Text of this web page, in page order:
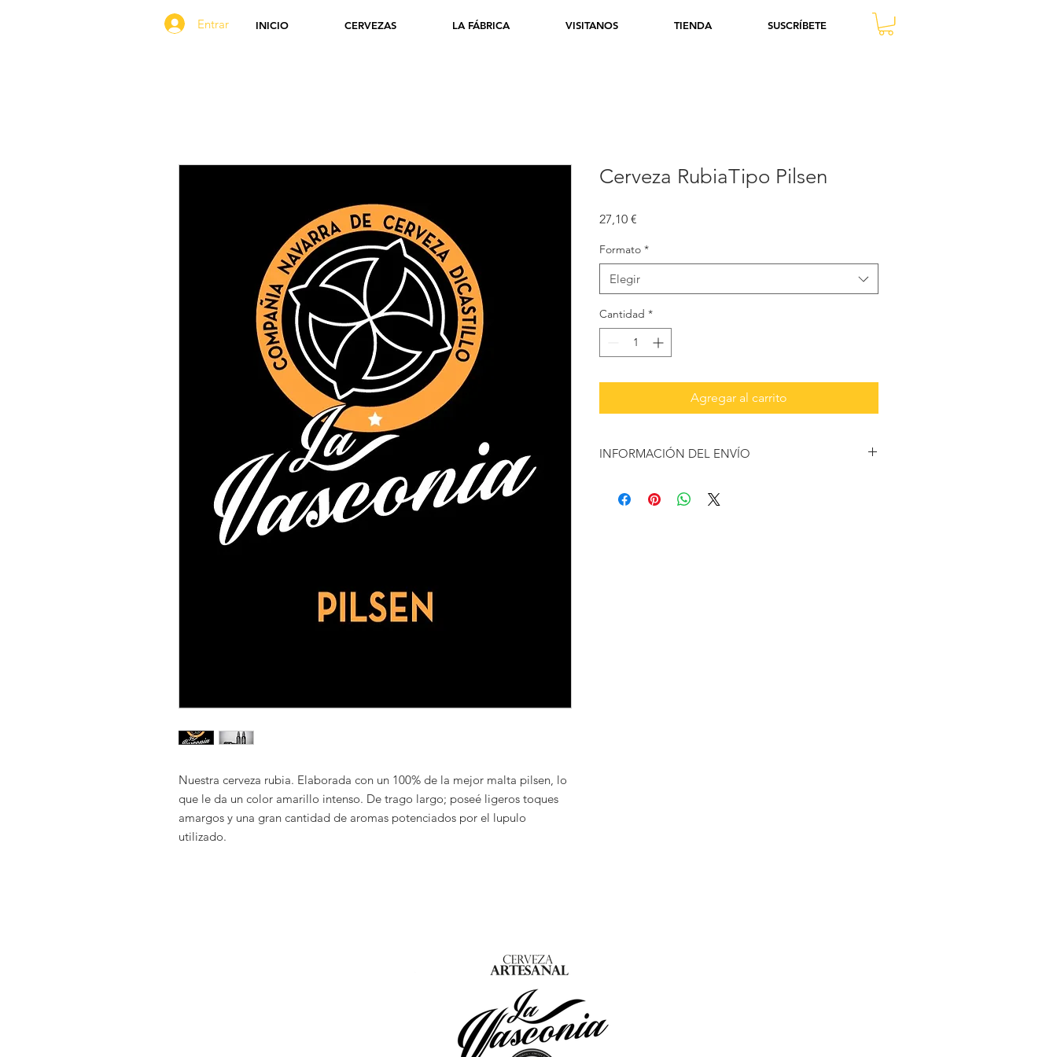
Entrar INICIO CERVEZAS LA FÁBRICA VISITANOS TIENDA SUSCRÍBETE
Nuestra cerveza rubia. Elaborada con un 100% de la mejor malta pilsen, lo
que le da un color amarillo intenso. De trago largo; poseé ligeros toques
amargos y una gran cantidad de aromas potenciados por el lupulo
utilizado.
Cerveza RubiaTipo Pilsen
27,10 €
Formato *
Elegir
Cantidad *
Agregar al carrito
INFORMACIÓN DEL ENVÍO
Envíos en menos de 72 horas.